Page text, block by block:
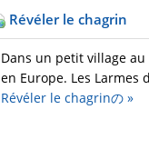
Révéler le chagrin
Dans un petit village
en Europe. Les Larmes
Révéler le chagrinの »